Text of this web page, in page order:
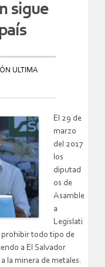
sigue
ULTIMA
El 29 de
marzo
del 2017
los
diputad
os de
Asamble
a
Legislati
prohibir todo tipo de
a El Salvador
la minera de metales.